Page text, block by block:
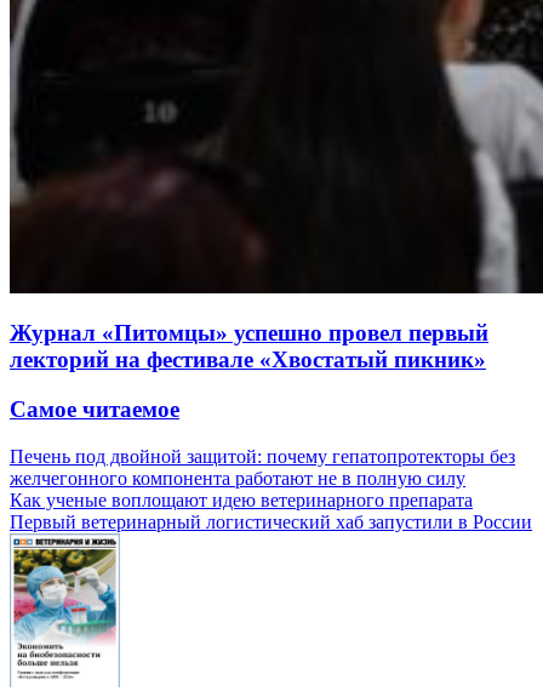
Журнал «Питомцы» успешно провел первый
лекторий на фестивале «Хвостатый пикник»
Самое читаемое
Печень под двойной защитой: почему гепатопротекторы без
желчегонного компонента работают не в полную силу
Как ученые воплощают идею ветеринарного препарата
Первый ветеринарный логистический хаб запустили в России